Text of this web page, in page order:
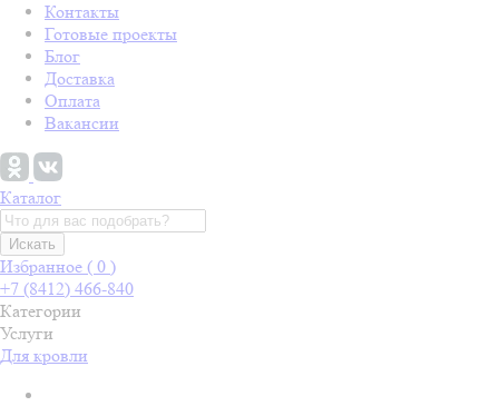
Контакты
Готовые проекты
Блог
Доставка
Оплата
Вакансии
Каталог
Искать
Избранное ( 0 )
+7 (8412) 466-840
Категории
Услуги
Для кровли